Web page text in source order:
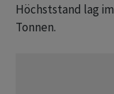
Höchststand lag
Tonnen.